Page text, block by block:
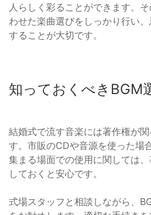
人らしく彩ることができます。
わせた楽曲選びをしっかり行い
することが大切です。
知っておくべきBGM
結婚式で流す音楽には著作権が
す。市販のCDや音源を使った場
集まる場面での使用に関しては
しておくと安心です。
式場スタッフと相談しながら、